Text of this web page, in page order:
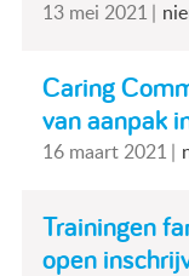
13 mei 2021
Caring
van aanpak
16 maart 2021
Trainingen
open